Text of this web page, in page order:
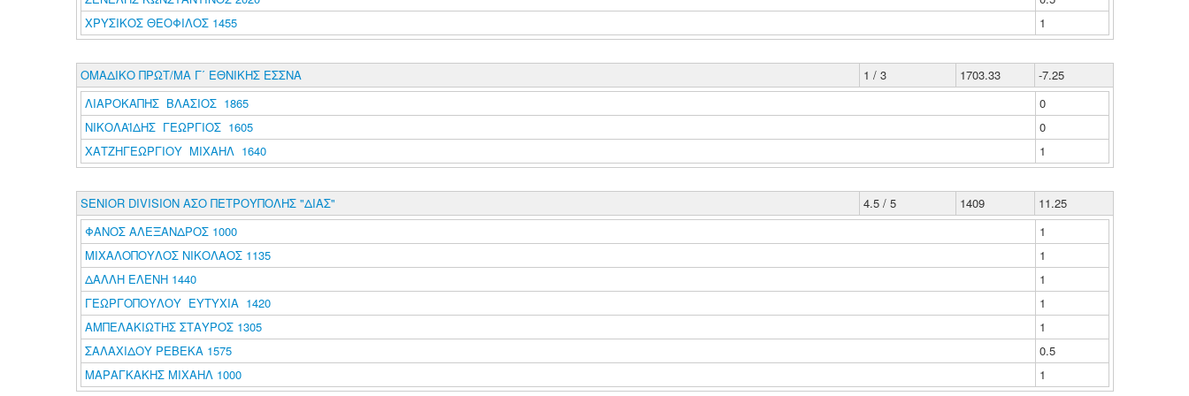
ΧΡΥΣΙΚΟΣ ΘΕΟΦΙΛΟΣ 1455
1
ΟΜΑΔΙΚΟ ΠΡΩΤ/ΜΑ Γ΄ ΕΘΝΙΚΗΣ ΕΣΣΝΑ 1 / 3 1703.33
-7.25
ΛΙΑΡΟΚΑΠΗΣ ΒΛΑΣΙΟΣ 1865
0
ΝΙΚΟΛΑΪΔΗΣ ΓΕΩΡΓΙΟΣ 1605
0
ΧΑΤΖΗΓΕΩΡΓΙΟΥ ΜΙΧΑΗΛ 1640
1
SENIOR DIVISION ΑΣΟ ΠΕΤΡΟΥΠΟΛΗΣ "ΔΙΑΣ" 4.5 / 5 1409
11.25
ΦΑΝΟΣ ΑΛΕΞΑΝΔΡΟΣ 1000
1
ΜΙΧΑΛΟΠΟΥΛΟΣ ΝΙΚΟΛΑΟΣ 1135
1
ΔΑΛΛΗ ΕΛΕΝΗ 1440
1
ΓΕΩΡΓΟΠΟΥΛΟΥ ΕΥΤΥΧΙΑ 1420
1
ΑΜΠΕΛΑΚΙΩΤΗΣ ΣΤΑΥΡΟΣ 1305
1
ΣΑΛΑΧΙΔΟΥ ΡΕΒΕΚΑ 1575
0.5
ΜΑΡΑΓΚΑΚΗΣ ΜΙΧΑΗΛ 1000
1